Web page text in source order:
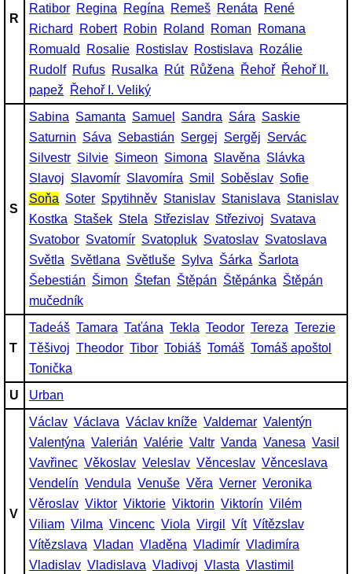
R
Ratibor Regina Regína Remeš Renáta
René
Richard
Robert Robin Roland Roman
Romana
Romuald
Rosalie Rostislav Rostislava
Rozálie
Rudolf Rufus Rusalka Rút Růžena Řehoř Řehoř II.
papež
Řehoř I. Veliký
S
Sabina Samanta Samuel Sandra Sára Saskie
Saturnin Sáva Sebastián Sergej Sergěj Servác
Silvestr Silvie Simeon Simona Slavěna Slávka
Slavoj Slavomír Slavomíra Smil Soběslav Sofie
Soňa Soter Spytihněv Stanislav Stanislava Stanislav
Kostka Stašek Stela Střezislav Střezivoj Svatava
Svatobor Svatomír Svatopluk Svatoslav Svatoslava
Světla Světlana Světluše Sylva Šárka Šarlota
Šebestián Šimon Štefan Štěpán Štěpánka Štěpán
mučedník
T
Tadeáš Tamara Taťána Tekla Teodor Tereza Terezie
Těšivoj Theodor Tibor Tobiáš Tomáš Tomáš apoštol
Tonička
U
Urban
V
Václav Václava Václav kníže Valdemar Valentýn
Valentýna Valerián Valérie Valtr Vanda Vanesa Vasil
Vavřinec Věkoslav Veleslav Věnceslav Věnceslava
Vendelín Vendula Venuše Věra Verner Veronika
Věroslav Viktor Viktorie Viktorin Viktorín Vilém
Viliam Vilma Vincenc Viola Virgil Vít Vítězslav
Vítězslava Vladan Vladěna Vladimír Vladimíra
Vladislav Vladislava Vladivoj Vlasta Vlastimil